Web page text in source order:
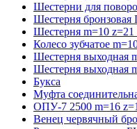
Шестерни для
Шестерня
Шестерня m=10
Колесо зубчатое
Шестерня выходная
Шестерня выходная
Букса
Муфта
ОПУ-7 2500 m=16
Венец червячный